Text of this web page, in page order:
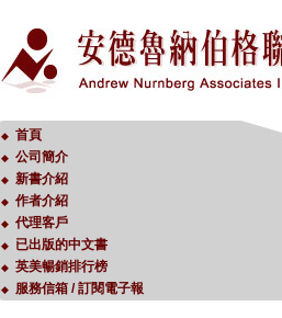
◆ 首頁
◆ 公司簡介
◆ 新書介紹
◆ 作者介紹
◆ 代理客戶
◆ 已出版的中文書
◆ 英美暢銷排行榜
◆ 服務信箱 / 訂閱電子報